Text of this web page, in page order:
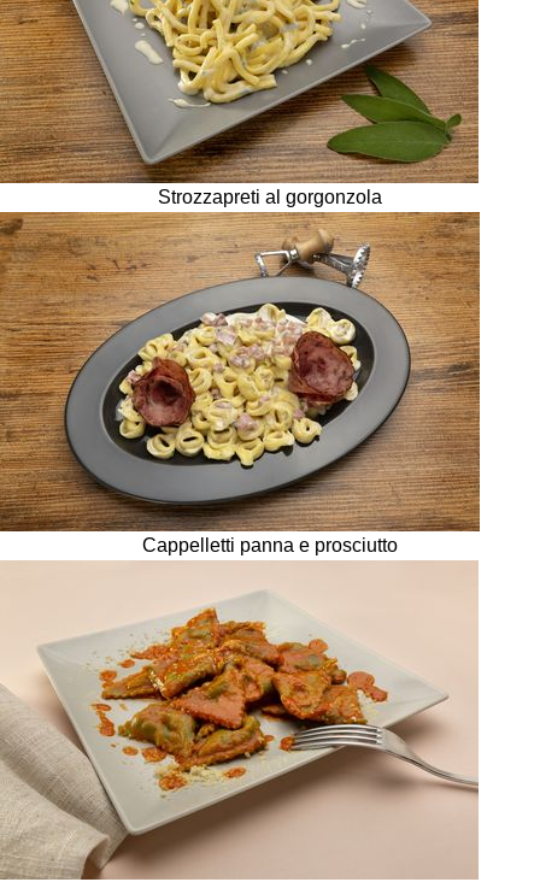
Strozzapreti al gorgonzola
Cappelletti panna e prosciutto